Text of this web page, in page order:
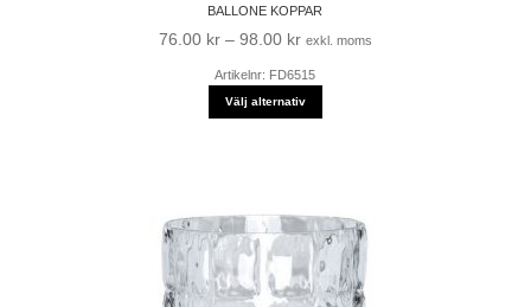
BALLONE KOPPAR
76.00 kr – 98.00 krPrisintervall:
till
98.00 kr
exkl. moms
Artikelnr: FD6515
Välj alternativ